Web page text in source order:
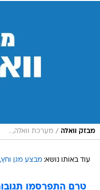
מבזק וואלה / מערכת וואלה, .
עוד באותו נושא: מבצע מגן וחץ
טרם התפרסמו